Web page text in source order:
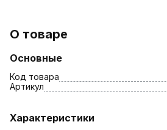
О товаре
Основные
Код товара
Артикул
Характеристики